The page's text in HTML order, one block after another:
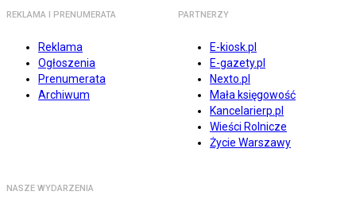
REKLAMA I PRENUMERATA
Reklama
Ogłoszenia
Prenumerata
Archiwum
PARTNERZY
E-kiosk.pl
E-gazety.pl
Nexto.pl
Mała księgowość
Kancelarierp.pl
Wieści Rolnicze
Życie Warszawy
NASZE WYDARZENIA